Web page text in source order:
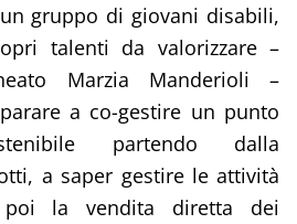
gruppo di giovani disabili,
talenti da valorizzare –
Marzia Manderioli –
a co-gestire un punto
partendo dalla
a saper gestire le attività
la vendita diretta dei